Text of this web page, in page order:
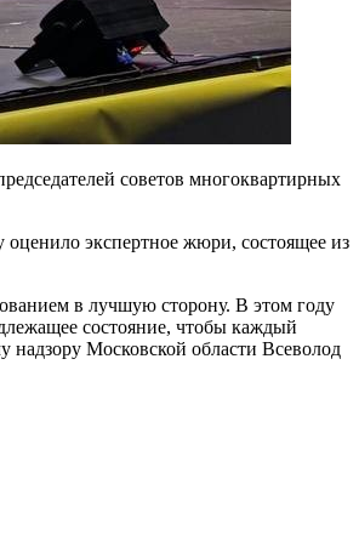
советов многоквартирных
экспертное жюри, состоящее из
в лучшую сторону. В этом году
состояние, чтобы каждый
Московской области Всеволод